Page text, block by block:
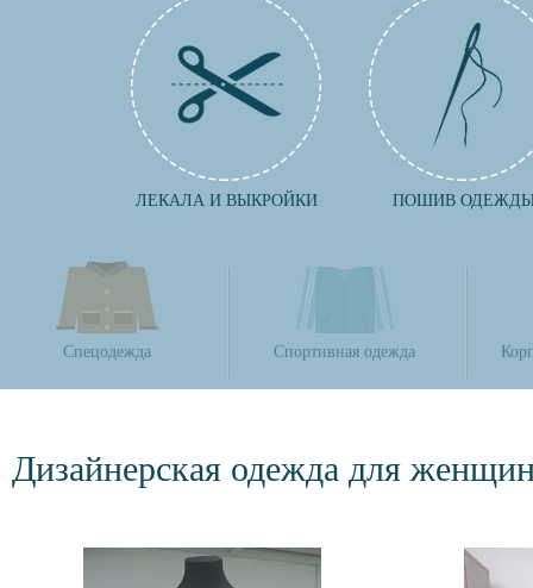
ЛЕКАЛА И ВЫКРОЙКИ ПОШИВ
Спецодежда Спортивная одежда
Дизайнерская одежда для